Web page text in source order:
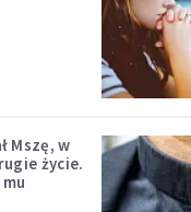
Mszę, w
życie.